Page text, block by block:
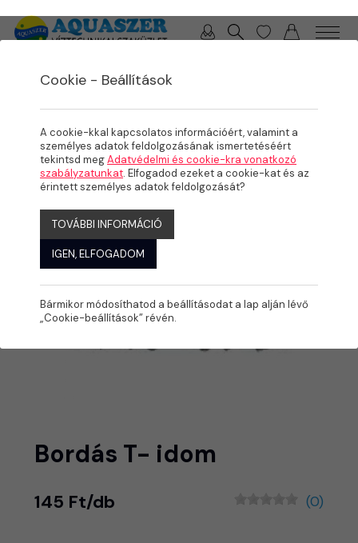
Bordás T- idom
145 Ft/db (0)
Cookie - Beállítások
A cookie-kkal kapcsolatos információért, valamint a
személyes adatok feldolgozásának ismertetéséért
tekintsd megAdatvédelmi és cookie-kra vonatkozó
szabályzatunkat. Elfogadod ezeket a cookie-kat és az
érintett személyes adatok feldolgozását?
TOVÁBBI INFORMÁCIÓ
IGEN, ELFOGADOM
Bármikor módosíthatod a beállításodat a lap alján lévő
„Cookie-beállítások” révén.